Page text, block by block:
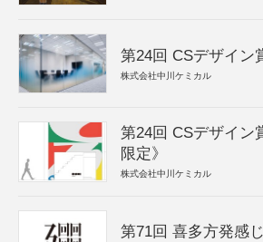
第24回 CSデザイン
株式会社中川ケミカル
第24回 CSデザイン
限定》
株式会社中川ケミカル
第71回 喜多方発感